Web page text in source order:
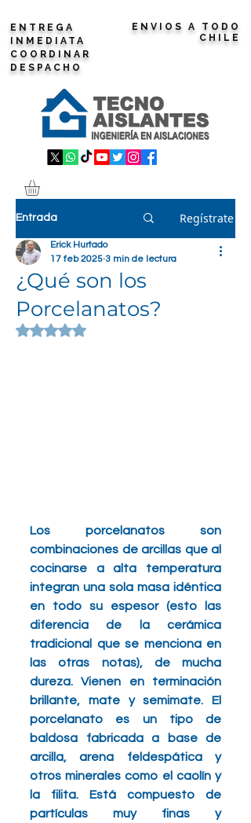
ENTREGA
INMEDIATA
COORDINAR
DESPACHO
ENVIOS A TODO
CHILE
Entrada Regístrate
¿Qué son los
Porcelanatos?
Erick Hurtado
17 feb 2025 3 min de lectura
Obtuvo NaN de 5 estrellas.
Los porcelanatos son
combinaciones de arcillas que al
cocinarse a alta temperatura
integran una sola masa idéntica
en todo su espesor (esto las
diferencia de la cerámica
tradicional que se menciona en
las otras notas), de mucha
dureza. Vienen en terminación
brillante, mate y semimate. El
porcelanato es un tipo de
baldosa fabricada a base de
arcilla, arena feldespática y
otros minerales como el caolín y
la filita. Está compuesto de
partículas muy finas y